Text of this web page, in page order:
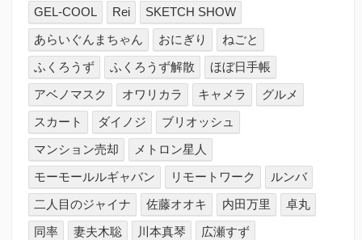
GEL-COOL Rei
SKETCH SHOW
あらいぐんまちゃん
おにぎり
ねごと
ふくろうず
ふくろうず解散
ほぼ日手帳
アベノマスク
オワリカラ キャメラ
グルメ
スカート
ダイノジ
ブリオッシュ
マンション売却
メトロン星人
モーモールルギャバン
リモートワーク
ルンバ
二人目のジャイナ
佐藤オオキ 内田万里
卓丸
同率
妻夫木聡 川本真琴
広瀬すず